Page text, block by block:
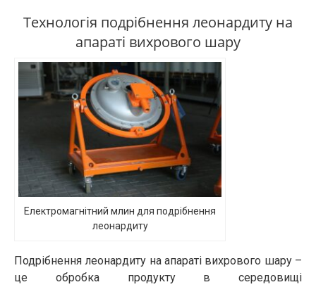
Технологія подрібнення леонардиту на
апараті вихрового шару
Електромагнітний млин для подрібнення
леонардиту
Подрібнення леонардиту на апараті вихрового шару –
це обробка продукту в середовищі